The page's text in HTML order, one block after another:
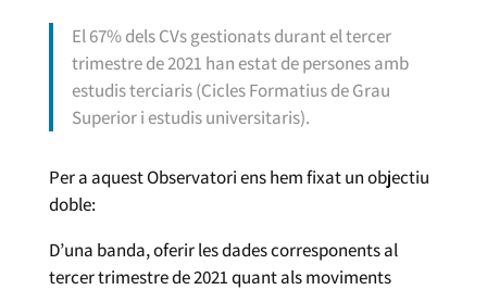
El 67% dels CVs gestionats durant el tercer
trimestre de 2021 han estat de persones amb
estudis terciaris (Cicles Formatius de Grau
Superior i estudis universitaris).
Per a aquest Observatori ens hem fixat un objectiu
doble:
D’una banda, oferir les dades corresponents al
tercer trimestre de 2021 quant als moviments